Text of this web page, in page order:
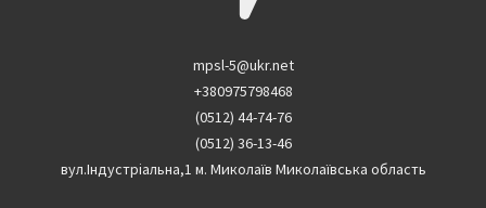
mpsl-5@ukr.net
+380975798468
(0512) 44-74-76
(0512) 36-13-46
вул.Індустріальна,1 м. Миколаїв Миколаївська область